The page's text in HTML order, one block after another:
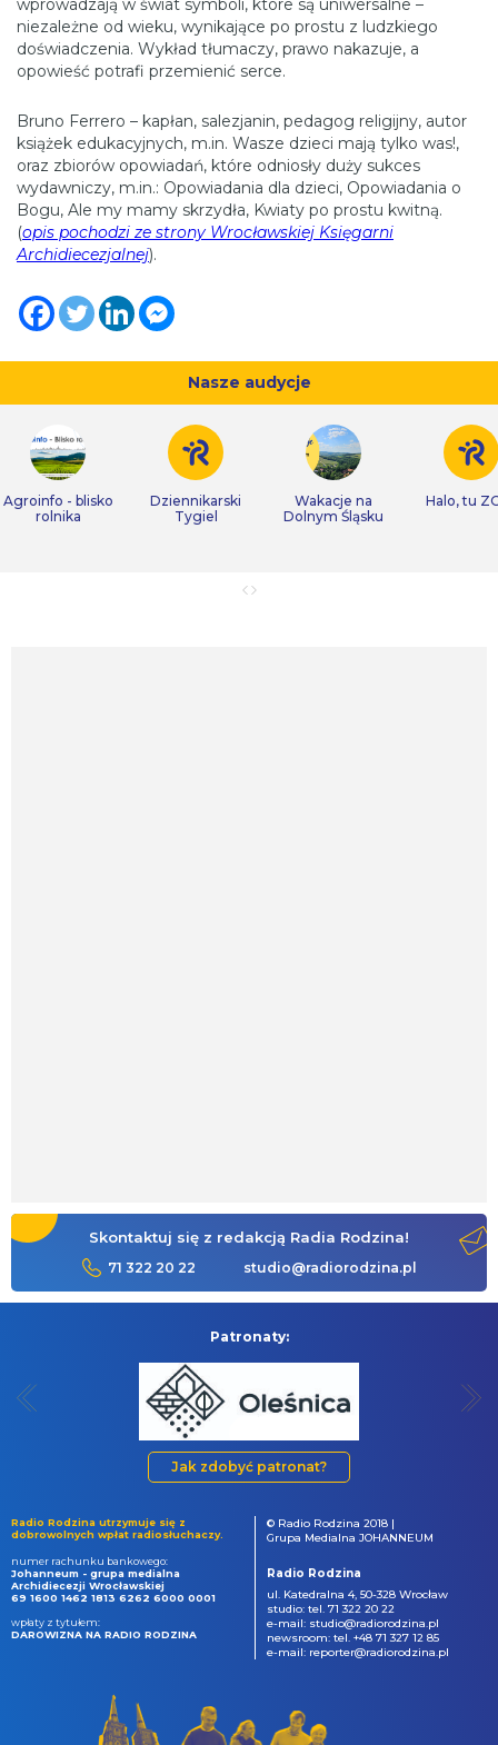
wprowadzają w świat symboli, które są uniwersalne –
niezależne od wieku, wynikające po prostu z ludzkiego
doświadczenia. Wykład tłumaczy, prawo nakazuje, a
opowieść potrafi przemienić serce.
Bruno Ferrero – kapłan, salezjanin, pedagog religijny, autor
książek edukacyjnych, m.in. Wasze dzieci mają tylko was!,
oraz zbiorów opowiadań, które odniosły duży sukces
wydawniczy, m.in.: Opowiadania dla dzieci, Opowiadania o
Bogu, Ale my mamy skrzydła, Kwiaty po prostu kwitną.
(opis pochodzi ze strony Wrocławskiej Księgarni
Archidiecezjalnej).
Nasze audycje
Agroinfo - blisko
rolnika
Dziennikarski
Tygiel
Wakacje na
Dolnym Śląsku
Halo, tu
Skontaktuj się z redakcją Radia Rodzina!
71 322 20 22 studio@radiorodzina.pl
Patronaty:
Jak zdobyć patronat?
Radio Rodzina utrzymuje się z
dobrowolnych wpłat radiosłuchaczy.
numer rachunku bankowego:
Johanneum - grupa medialna
Archidiecezji Wrocławskiej
69 1600 1462 1813 6262 6000 0001
wpłaty z tytułem:
DAROWIZNA NA RADIO RODZINA
© Radio Rodzina 2018 |
Grupa Medialna JOHANNEUM
Radio Rodzina
ul. Katedralna 4, 50-328 Wrocław
studio: tel. 71 322 20 22
e-mail: studio@radiorodzina.pl
newsroom: tel. +48 71 327 12 85
e-mail: reporter@radiorodzina.pl